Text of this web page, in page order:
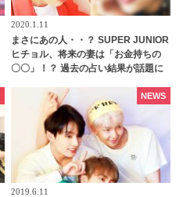
2020.1.11
まさにあの人・・？ SUPER JUNIOR
ヒチョル、将来の妻は「お金持ちの
〇〇」！？ 過去の占い結果が話題に
2019.6.11
NEWS